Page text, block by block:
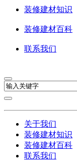
装修建材知识
装修建材百科
联系我们
关于我们
装修建材知识
装修建材百科
联系我们